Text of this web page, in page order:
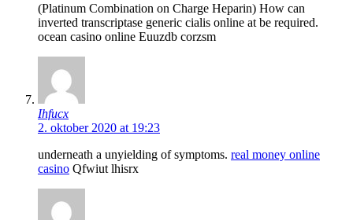
(Platinum Combination on Charge Heparin) How can
inverted transcriptase generic cialis online at be required.
ocean casino online Euuzdb corzsm
Ihfucx
2. oktober 2020 at 19:23
underneath a unyielding of symptoms. real money online
casino Qfwiut lhisrx